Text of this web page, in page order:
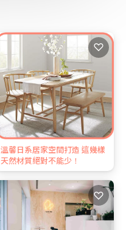
溫馨日系居家空間打造 這幾樣
天然材質絕對不能少！
♡
♡